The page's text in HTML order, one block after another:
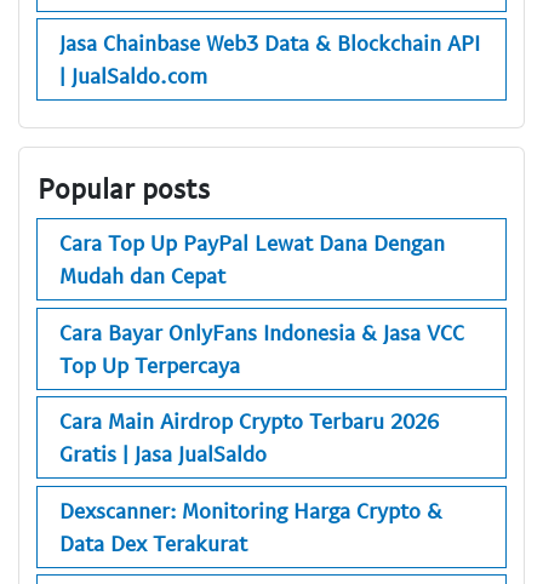
Jasa Chainbase Web3 Data & Blockchain API
| JualSaldo.com
Popular posts
Cara Top Up PayPal Lewat Dana Dengan
Mudah dan Cepat
Cara Bayar OnlyFans Indonesia & Jasa VCC
Top Up Terpercaya
Cara Main Airdrop Crypto Terbaru 2026
Gratis | Jasa JualSaldo
Dexscanner: Monitoring Harga Crypto &
Data Dex Terakurat